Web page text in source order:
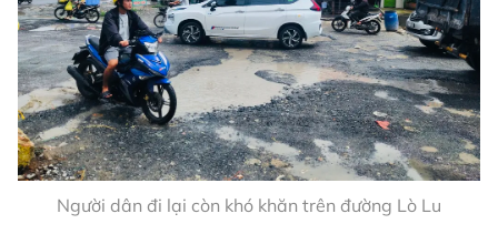
Người dân đi lại còn khó khăn trên đường Lò Lu